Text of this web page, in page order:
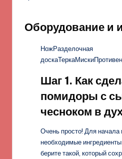
Оборудование и
НожРазделочная
Шаг 1. Как
помидоры с
чесноком в
Очень просто! Для начала
необходимые
берите такой, который